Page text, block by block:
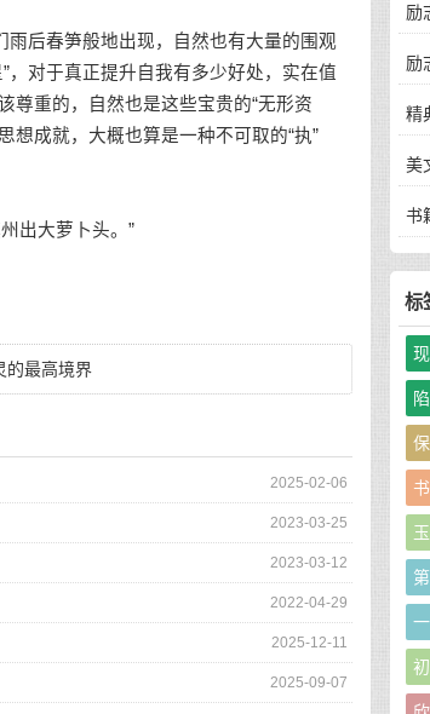
后春笋般地出现，自然也有大量的围观
，对于真正提升自我有多少好处，实在值
尊重的，自然也是这些宝贵的“无形资
想成就，大概也算是一种不可取的“执”
出大萝卜头。”
的最高境界
2025-02-06
2023-03-25
2023-03-12
2022-04-29
2025-12-11
2025-09-07
励
励
精
美
书
标